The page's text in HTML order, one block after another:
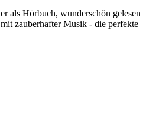
als Hörbuch, wunderschön gelesen
zauberhafter Musik - die perfekte